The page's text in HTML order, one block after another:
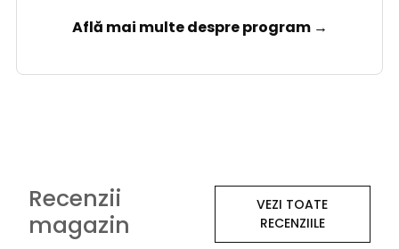
Află mai multe despre program →
Recenzii
magazin
VEZI TOATE
RECENZIILE